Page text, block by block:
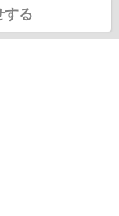
する